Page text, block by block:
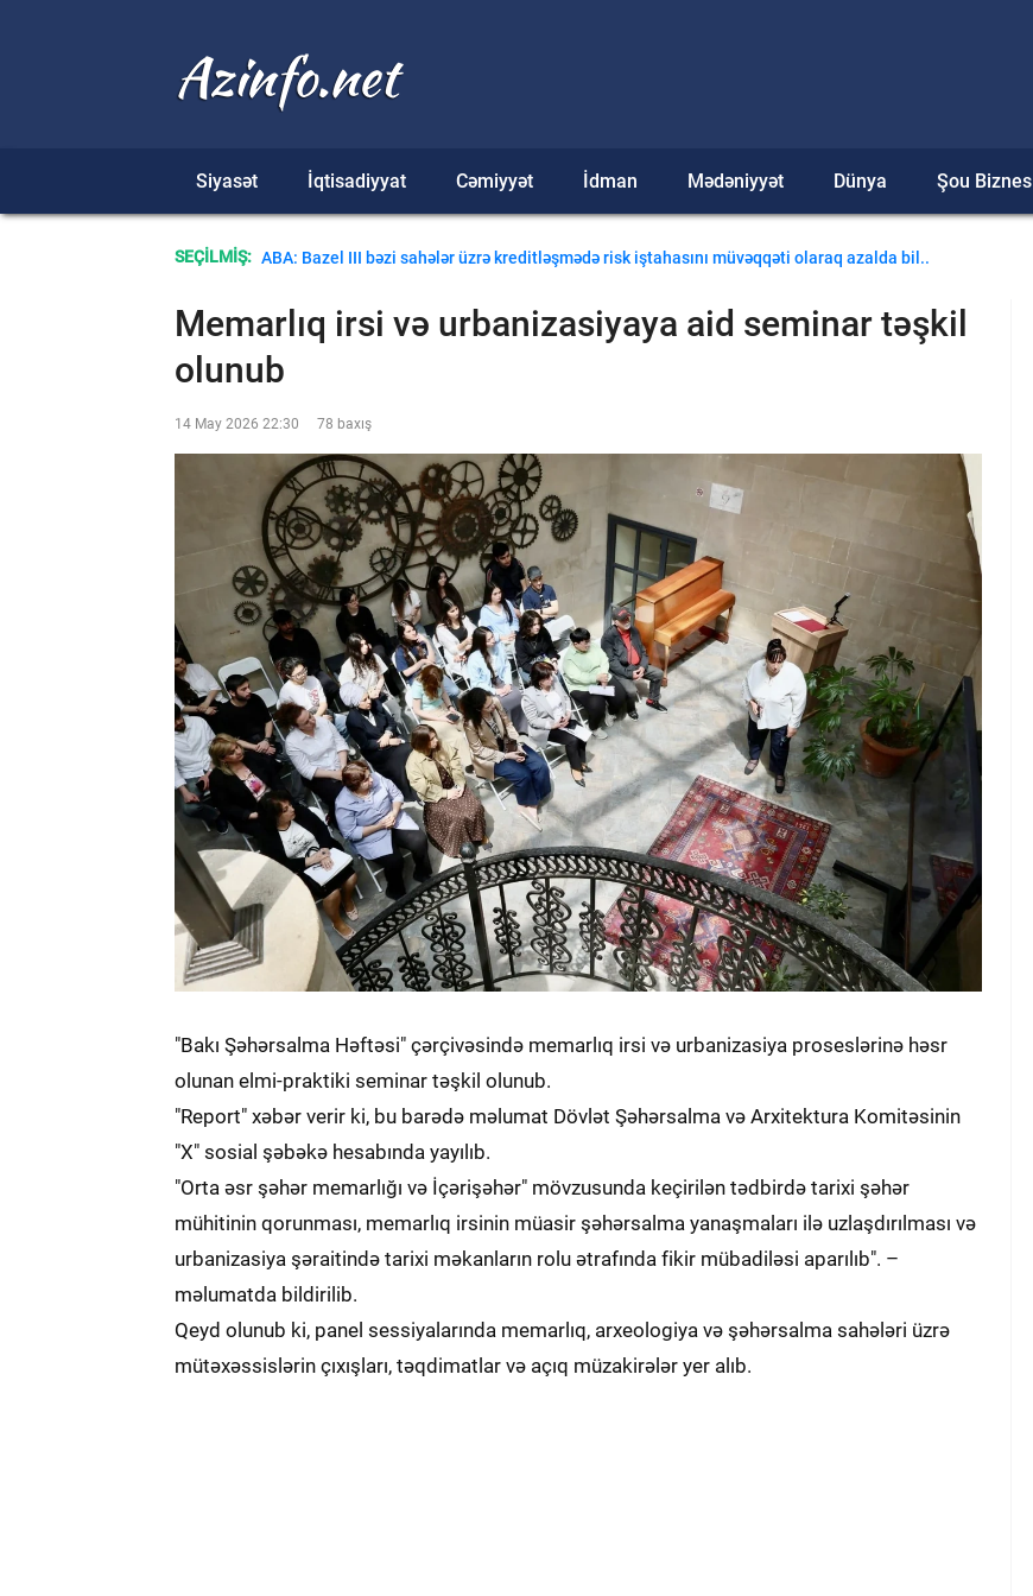
Siyasət İqtisadiyyat Cəmiyyət İdman Mədəniyyət Dünya Şou Biznes
SEÇİLMİŞ: ABA: Bazel III bəzi sahələr üzrə kreditləşmədə risk iştahasını müvəqqəti olaraq azalda bil..
Memarlıq irsi və urbanizasiyaya aid seminar təşkil
olunub
14 May 2026 22:30 78 baxış
"Bakı Şəhərsalma Həftəsi" çərçivəsində memarlıq irsi və urbanizasiya proseslərinə həsr
olunan elmi-praktiki seminar təşkil olunub.
"Report" xəbər verir ki, bu barədə məlumat Dövlət Şəhərsalma və Arxitektura Komitəsinin
"X" sosial şəbəkə hesabında yayılıb.
"Orta əsr şəhər memarlığı və İçərişəhər" mövzusunda keçirilən tədbirdə tarixi şəhər
mühitinin qorunması, memarlıq irsinin müasir şəhərsalma yanaşmaları ilə uzlaşdırılması və
urbanizasiya şəraitində tarixi məkanların rolu ətrafında fikir mübadiləsi aparılıb". –
məlumatda bildirilib.
Qeyd olunub ki, panel sessiyalarında memarlıq, arxeologiya və şəhərsalma sahələri üzrə
mütəxəssislərin çıxışları, təqdimatlar və açıq müzakirələr yer alıb.